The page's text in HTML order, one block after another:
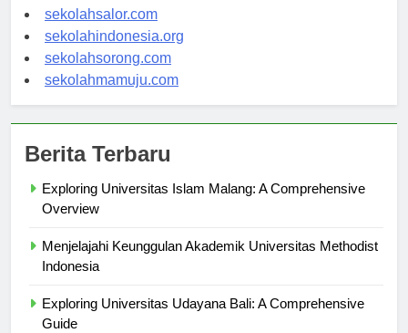
sekolahwamena.com
sekolahsalor.com
sekolahindonesia.org
sekolahsorong.com
Exploring Universitas Islam Malang: A Comprehensive
Menjelajahi Keunggulan Akademik Universitas Methodist
Exploring Universitas Udayana Bali: A Comprehensive